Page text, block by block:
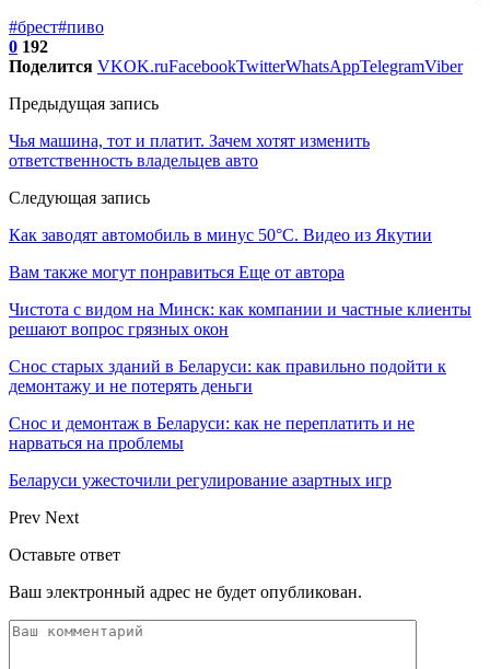
#брест#пиво
0 192
Поделится VKOK.ruFacebookTwitterWhatsAppTelegramViber
Предыдущая запись
Чья машина, тот и платит. Зачем хотят изменить
ответственность владельцев авто
Следующая запись
Как заводят автомобиль в минус 50°C. Видео из Якутии
Вам также могут понравиться Еще от автора
Чистота с видом на Минск: как компании и частные клиенты
решают вопрос грязных окон
Снос старых зданий в Беларуси: как правильно подойти к
демонтажу и не потерять деньги
Снос и демонтаж в Беларуси: как не переплатить и не
нарваться на проблемы
Беларуси ужесточили регулирование азартных игр
Prev Next
Оставьте ответ
Ваш электронный адрес не будет опубликован.